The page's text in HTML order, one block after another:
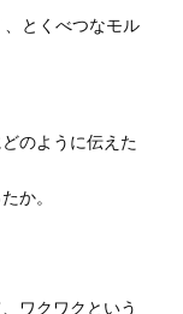
とくべつなモル
のように伝えた
か。
ワクワクという